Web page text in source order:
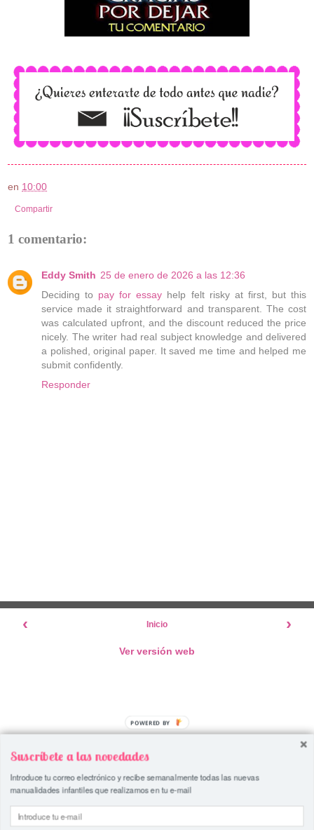
en 10:00
Compartir
1 comentario:
Eddy Smith 25 de enero de 2026 a las 12:36
Deciding to pay for essay help felt risky at first, but this
service made it straightforward and transparent. The cost
was calculated upfront, and the discount reduced the price
nicely. The writer had real subject knowledge and delivered
a polished, original paper. It saved me time and helped me
submit confidently.
Responder
‹ ›
Inicio
Ver versión web
Suscríbete a las novedades
Introduce tu correo electrónico y recibe semanalmente todas las nuevas
manualidades infantiles que realizamos en tu e-mail
POWERED BY